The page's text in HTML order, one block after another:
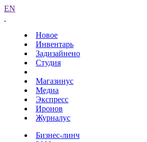
EN
Новое
Инвентарь
Задизайнено
Студия
Магазинус
Медиа
Экспресс
Иронов
Журналус
Бизнес-линч